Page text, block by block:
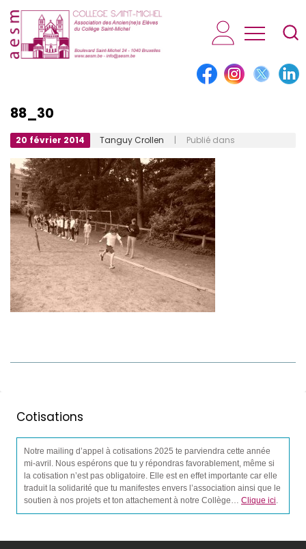
AESM...
88_30
20 février 2014 Tanguy Crollen | Publié dans
Cotisations
Notre mailing d’appel à cotisations 2025 te parviendra cette année
mi-avril. Nous espérons que tu y répondras favorablement, même si
la cotisation n’est pas obligatoire. Elle est en effet importante car elle
traduit la solidarité que tu manifestes envers l’association ainsi que le
soutien à nos projets et ton attachement à notre Collège… Clique ici.